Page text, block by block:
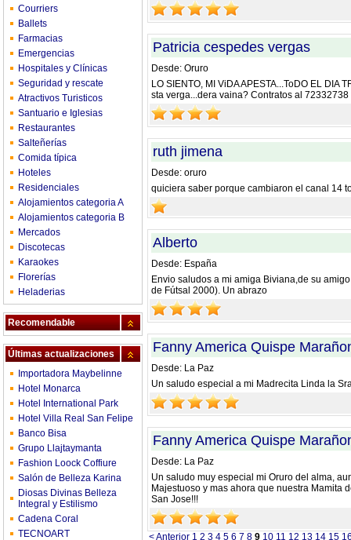
Courriers
Ballets
Farmacias
Emergencias
Hospitales y Clínicas
Seguridad y rescate
Atractivos Turisticos
Santuario e Iglesias
Restaurantes
Salteñerías
Comida típica
Hoteles
Residenciales
Alojamientos categoria A
Alojamientos categoria B
Mercados
Discotecas
Karaokes
Florerías
Heladerias
Recomendable
Últimas actualizaciones
Importadora Maybelinne
Hotel Monarca
Hotel International Park
Hotel Villa Real San Felipe
Banco Bisa
Grupo Llajtaymanta
Fashion Loock Coffiure
Salón de Belleza Karina
Diosas Divinas Belleza
Integral y Estilismo
Cadena Coral
TECNOART
Patricia cespedes vergas
Desde: Oruro
LO SIENTO, MI ViDA APESTA...ToDO EL DIA
sta verga...dera vaina? Contratos al 72332738
ruth jimena
Desde: oruro
quiciera saber porque cambiaron el canal 14
Alberto
Desde: España
Envio saludos a mi amiga Biviana,de su
de Fútsal 2000). Un abrazo
Fanny America Quispe
Desde: La Paz
Un saludo especial a mi Madrecita Linda la
Fanny America Quispe
Desde: La Paz
Un saludo muy especial mi Oruro del alma,
Majestuoso y mas ahora que nuestra Mamita
San Jose!!!
< Anterior 1 2 3 4 5 6 7 8 9 10 11 12 13 14 15